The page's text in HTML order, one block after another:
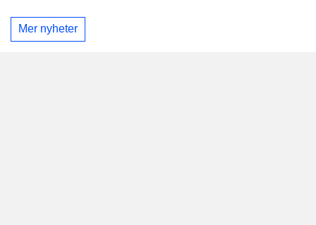
Mer nyheter